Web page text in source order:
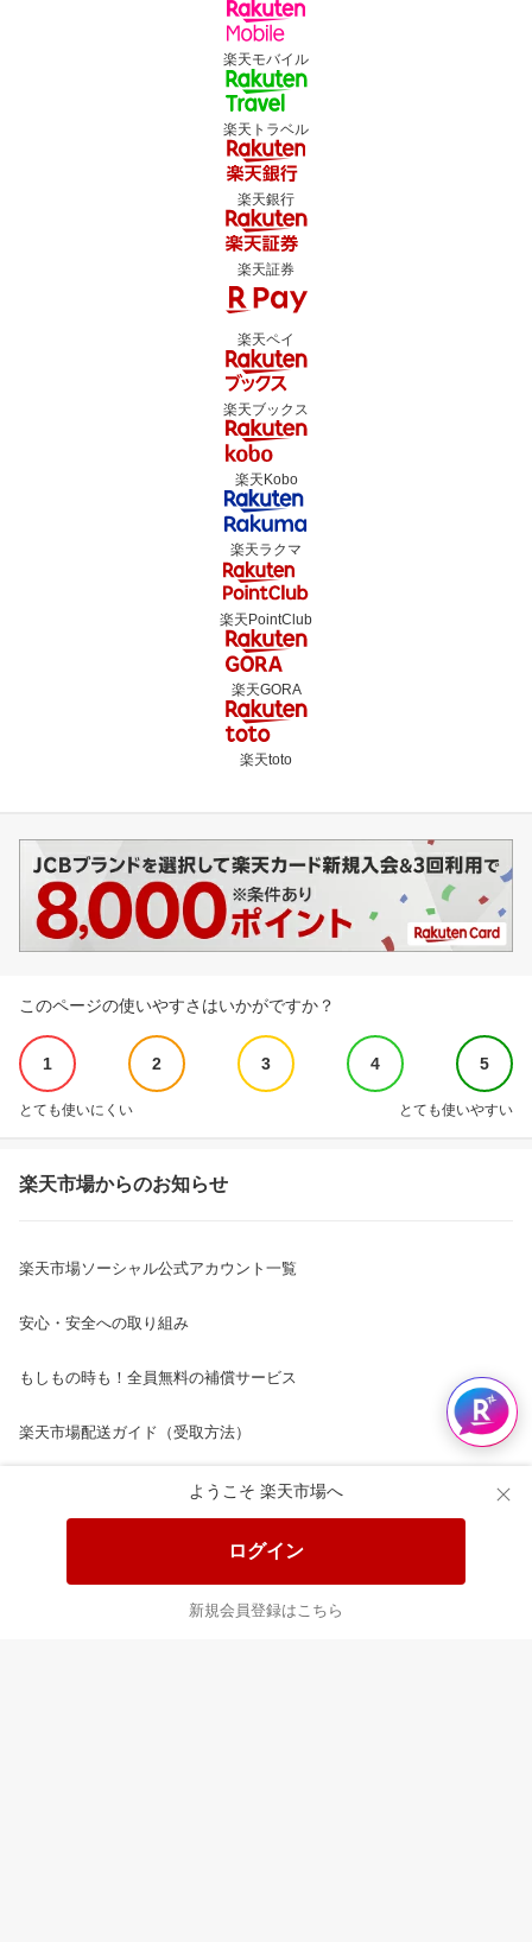
ようこそ 楽天市場へ
ログイン
新規会員登録はこちら
楽天モバイル
楽天トラベル
楽天銀行
楽天証券
楽天ペイ
楽天ブックス
楽天Kobo
楽天ラクマ
楽天PointClub
楽天GORA
楽天toto
このページの使いやすさはいかがですか？
1 2 3 4 5
とても使いにくい とても使いやすい
楽天市場からのお知らせ
楽天市場ソーシャル公式アカウント一覧
安心・安全への取り組み
もしもの時も！全員無料の補償サービス
楽天市場配送ガイド（受取方法）
楽天にお店を開きませんか？
楽天ショッピングサービスご利用規約